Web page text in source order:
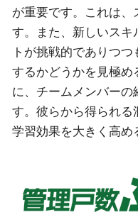
が重要です。これは、
す。また、新しいスキ
トが挑戦的でありつ
するかどうかを見極め
に、チームメンバー
す。彼らから得られる
学習効果を大きく高め